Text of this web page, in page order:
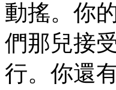
動搖。你
們那兒接
行。你還